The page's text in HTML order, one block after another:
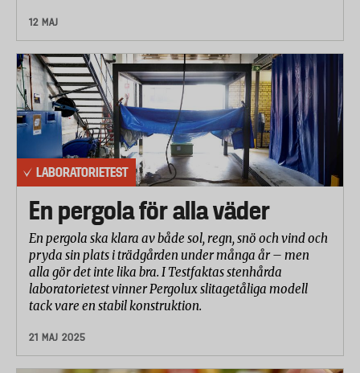
12 MAJ
LABORATORIETEST
En pergola för alla väder
En pergola ska klara av både sol, regn, snö och vind och
pryda sin plats i trädgården under många år – men
alla gör det inte lika bra. I Testfaktas stenhårda
laboratorietest vinner Pergolux slitagetåliga modell
tack vare en stabil konstruktion.
21 MAJ 2025